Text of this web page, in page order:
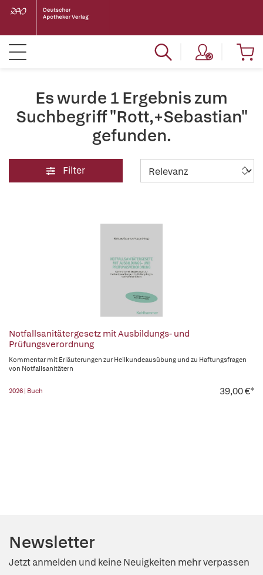
Es wurde 1 Ergebnis zum
Suchbegriff "Rott,+Sebastian"
gefunden.
Filter
Notfallsanitätergesetz mit Ausbildungs- und
Prüfungsverordnung
Kommentar mit Erläuterungen zur Heilkundeausübung und zu Haftungsfragen
von Notfallsanitätern
2026 | Buch 39,00 €*
Newsletter
Jetzt anmelden und keine Neuigkeiten mehr verpassen